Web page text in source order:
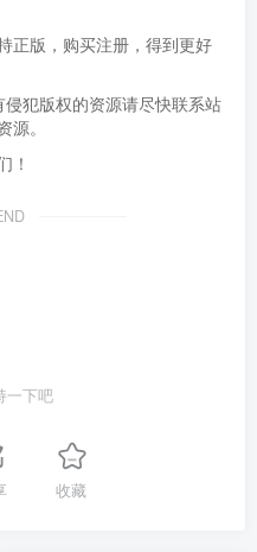
正版，购买注册，得到更好
犯版权的资源请尽快联系站
源。
！
一下吧
收藏